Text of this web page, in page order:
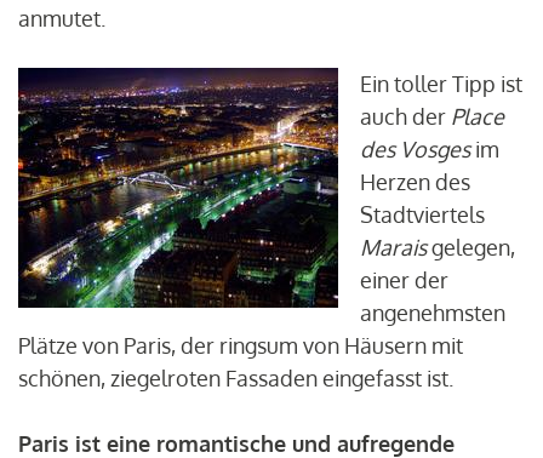
anmutet.
Ein toller Tipp ist
auch der Place
des Vosgesim
Herzen des
Stadtviertels
Maraisgelegen,
einer der
angenehmsten
Plätze von Paris, der ringsum von Häusern mit
schönen, ziegelroten Fassaden eingefasst ist.
Paris ist eine romantische und aufregende